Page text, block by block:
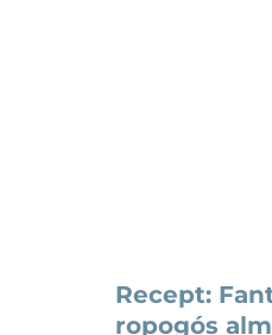
Recept:
ropogós